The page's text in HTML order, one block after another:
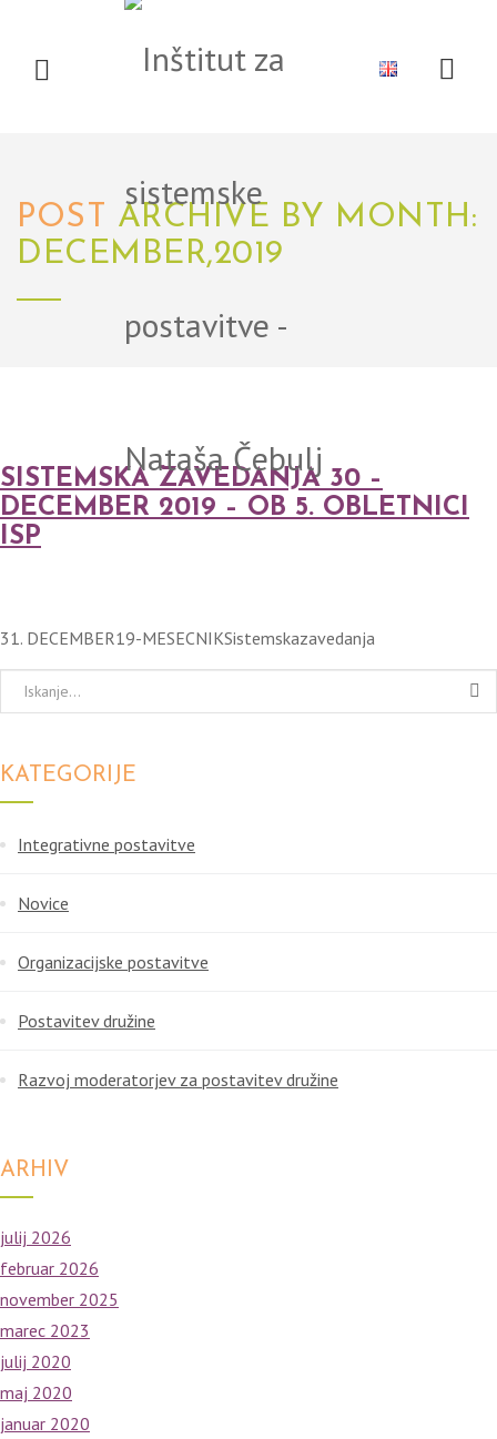
DOMOV
DOGODKI
PODROČJA
O NAS MEDIJI
LITERATURA
POST ARCHIVE BY MONTH:
DECEMBER,2019
SISTEMSKA ZAVEDANJA 30 –
DECEMBER 2019 – OB 5. OBLETNICI
ISP
31. DECEMBER19-MESECNIKSistemskazavedanja
KATEGORIJE
Integrativne postavitve
Novice
Organizacijske postavitve
Postavitev družine
Razvoj moderatorjev za postavitev družine
ARHIV
julij 2026
februar 2026
november 2025
marec 2023
julij 2020
maj 2020
januar 2020